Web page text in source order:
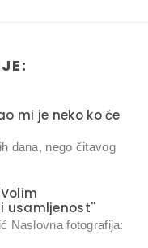
mi je neko ko će
dana, nego čitavog
usamljenost''
Naslovna fotografija: